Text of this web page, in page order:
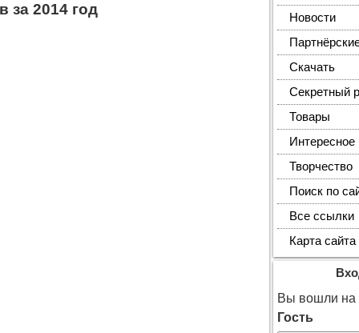
за 2014 год
Новости
Скачать
Секретный
Товары
Интересное
Творчество
Поиск по
Все ссылки
Карта сайта
Вы вошли на
Гость